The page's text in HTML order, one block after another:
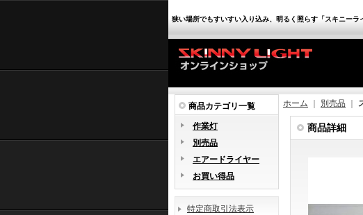
狭い場所でもすいすい入り込み、明るく照らす「スキニーラ
商品カテゴリ一覧
作業灯
別売品
エアードライヤー
お買い得品
特定商取引法表示
ホーム 別売品
商品詳細